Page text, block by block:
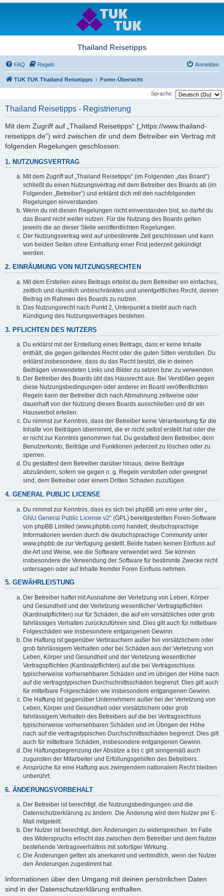
Thailand Reisetipps
FAQ Regeln Anmelden
TUK TUK Thailand Reisetipps Foren-Übersicht
Sprache:
Thailand Reisetipps - Registrierung
Mit dem Zugriff auf „Thailand Reisetipps“ („https://www.thailand-
reisetipps.de“) wird zwischen dir und dem Betreiber ein Vertrag mit
folgenden Regelungen geschlossen:
1. NUTZUNGSVERTRAG
Mit dem Zugriff auf „Thailand Reisetipps“ (im Folgenden „das Board“)
schließt du einen Nutzungsvertrag mit dem Betreiber des Boards ab (im
Folgenden „Betreiber“) und erklärst dich mit den nachfolgenden
Regelungen einverstanden.
Wenn du mit diesen Regelungen nicht einverstanden bist, so darfst du
das Board nicht weiter nutzen. Für die Nutzung des Boards gelten
jeweils die an dieser Stelle veröffentlichten Regelungen.
Der Nutzungsvertrag wird auf unbestimmte Zeit geschlossen und kann
von beiden Seiten ohne Einhaltung einer Frist jederzeit gekündigt
werden.
2. EINRÄUMUNG VON NUTZUNGSRECHTEN
Mit dem Erstellen eines Beitrags erteilst du dem Betreiber ein einfaches,
zeitlich und räumlich unbeschränktes und unentgeltliches Recht, deinen
Beitrag im Rahmen des Boards zu nutzen.
Das Nutzungsrecht nach Punkt 2, Unterpunkt a bleibt auch nach
Kündigung des Nutzungsvertrages bestehen.
3. PFLICHTEN DES NUTZERS
Du erklärst mit der Erstellung eines Beitrags, dass er keine Inhalte
enthält, die gegen geltendes Recht oder die guten Sitten verstoßen. Du
erklärst insbesondere, dass du das Recht besitzt, die in deinen
Beiträgen verwendeten Links und Bilder zu setzen bzw. zu verwenden.
Der Betreiber des Boards übt das Hausrecht aus. Bei Verstößen gegen
diese Nutzungsbedingungen oder anderer im Board veröffentlichten
Regeln kann der Betreiber dich nach Abmahnung zeitweise oder
dauerhaft von der Nutzung dieses Boards ausschließen und dir ein
Hausverbot erteilen.
Du nimmst zur Kenntnis, dass der Betreiber keine Verantwortung für die
Inhalte von Beiträgen übernimmt, die er nicht selbst erstellt hat oder die
er nicht zur Kenntnis genommen hat. Du gestattest dem Betreiber, dein
Benutzerkonto, Beiträge und Funktionen jederzeit zu löschen oder zu
sperren.
Du gestattest dem Betreiber darüber hinaus, deine Beiträge
abzuändern, sofern sie gegen o. g. Regeln verstoßen oder geeignet
sind, dem Betreiber oder einem Dritten Schaden zuzufügen.
4. GENERAL PUBLIC LICENSE
Du nimmst zur Kenntnis, dass es sich bei phpBB um eine unter der „
GNU General Public License v2“ (GPL) bereitgestellten Foren-Software
von phpBB Limited (www.phpbb.com) handelt; deutschsprachige
Informationen werden durch die deutschsprachige Community unter
www.phpbb.de zur Verfügung gestellt. Beide haben keinen Einfluss auf
die Art und Weise, wie die Software verwendet wird. Sie können
insbesondere die Verwendung der Software für bestimmte Zwecke nicht
untersagen oder auf Inhalte fremder Foren Einfluss nehmen.
5. GEWÄHRLEISTUNG
Der Betreiber haftet mit Ausnahme der Verletzung von Leben, Körper
und Gesundheit und der Verletzung wesentlicher Vertragspflichten
(Kardinalpflichten) nur für Schäden, die auf ein vorsätzliches oder grob
fahrlässiges Verhalten zurückzuführen sind. Dies gilt auch für mittelbare
Folgeschäden wie insbesondere entgangenen Gewinn.
Die Haftung ist gegenüber Verbrauchern außer bei vorsätzlichem oder
grob fahrlässigem Verhalten oder bei Schäden aus der Verletzung von
Leben, Körper und Gesundheit und der Verletzung wesentlicher
Vertragspflichten (Kardinalpflichten) auf die bei Vertragsschluss
typischerweise vorhersehbaren Schäden und im übrigen der Höhe nach
auf die vertragstypischen Durchschnittsschäden begrenzt. Dies gilt auch
für mittelbare Folgeschäden wie insbesondere entgangenen Gewinn.
Die Haftung ist gegenüber Unternehmern außer bei der Verletzung von
Leben, Körper und Gesundheit oder vorsätzlichem oder grob
fahrlässigem Verhalten des Betreibers auf die bei Vertragsschluss
typischerweise vorhersehbaren Schäden und im Übrigen der Höhe
nach auf die vertragstypischen Durchschnittsschäden begrenzt. Dies gilt
auch für mittelbare Schäden, insbesondere entgangenen Gewinn.
Die Haftungsbegrenzung der Absätze a bis c gilt sinngemäß auch
zugunsten der Mitarbeiter und Erfüllungsgehilfen des Betreibers.
Ansprüche für eine Haftung aus zwingendem nationalem Recht bleiben
unberührt.
6. ÄNDERUNGSVORBEHALT
Der Betreiber ist berechtigt, die Nutzungsbedingungen und die
Datenschutzerklärung zu ändern. Die Änderung wird dem Nutzer per E-
Mail mitgeteilt.
Der Nutzer ist berechtigt, den Änderungen zu widersprechen. Im Falle
des Widerspruchs erlischt das zwischen dem Betreiber und dem Nutzer
bestehende Vertragsverhältnis mit sofortiger Wirkung.
Die Änderungen gelten als anerkannt und verbindlich, wenn der Nutzer
den Änderungen zugestimmt hat.
Informationen über den Umgang mit deinen persönlichen Daten
sind in der Datenschutzerklärung enthalten.